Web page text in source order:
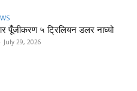
पूँजीकरण ५ ट्रिलियन डलर नाघ्यो
- July 29, 2026